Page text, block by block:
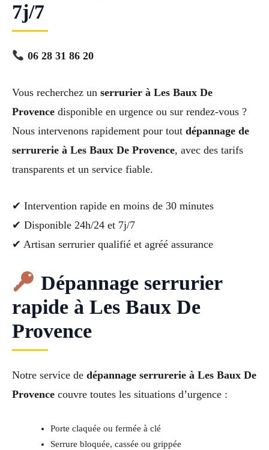
7j/7
06 28 31 86 20
Vous recherchez un serrurier à Les Baux De
Provence disponible en urgence ou sur rendez-vous ?
Nous intervenons rapidement pour tout dépannage de
serrurerie à Les Baux De Provence, avec des tarifs
transparents et un service fiable.
✔ Intervention rapide en moins de 30 minutes
✔ Disponible 24h/24 et 7j/7
✔ Artisan serrurier qualifié et agréé assurance
Dépannage serrurier
rapide à Les Baux De
Provence
Notre service de dépannage serrurerie à Les Baux De
Provence couvre toutes les situations d’urgence :
Porte claquée ou fermée à clé
Serrure bloquée, cassée ou grippée